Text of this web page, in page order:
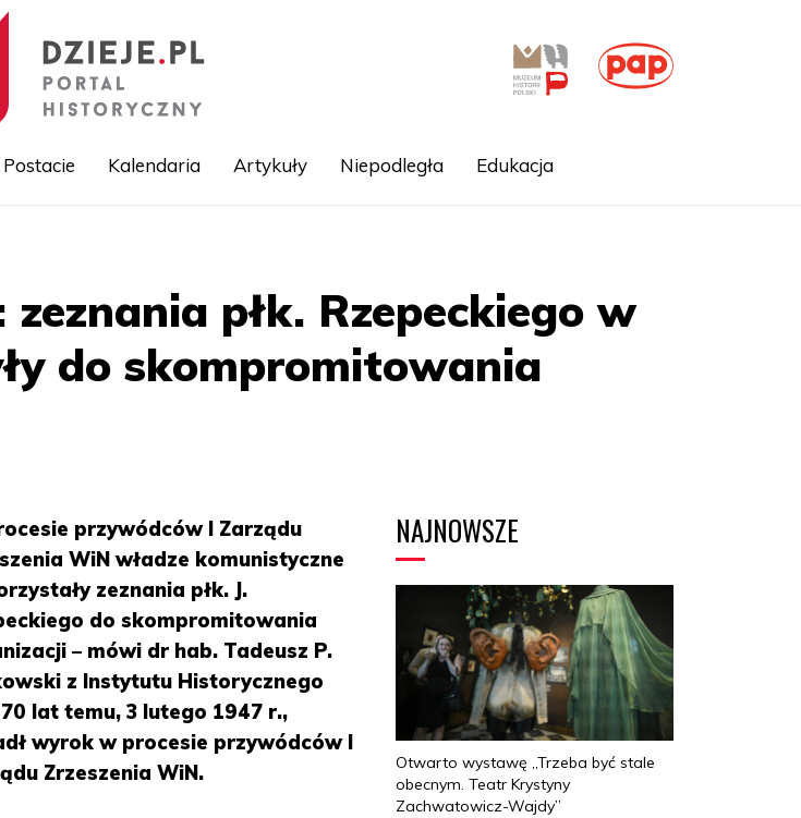
Postacie Kalendaria Artykuły Niepodległa Edukacja
płk. Rzepeckiego w
do skompromitowania
przywódców I Zarządu
WiN władze komunistyczne
zeznania płk. J.
do skompromitowania
– mówi dr hab. Tadeusz P.
z Instytutu Historycznego
70 lat temu, 3 lutego 1947 r.,
wyrok w procesie przywódców I
Zrzeszenia WiN.
NAJNOWSZE
Otwarto wystawę „Trzeba być stale
obecnym. Teatr Krystyny
Zachwatowicz-Wajdy”